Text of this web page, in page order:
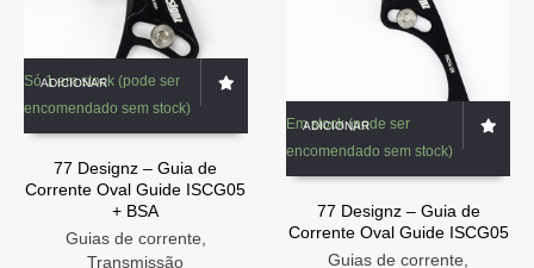
ADICIONAR
Só 1 em stock (pode ser
encomendado sem stock)
77 Designz – Guia de
Corrente Oval Guide ISCG05
+ BSA
Guias de corrente,
Transmissão
ADICIONAR
Em stock (pode ser
encomendado sem stock)
77 Designz – Guia de
Corrente Oval Guide ISCG05
Guias de corrente,